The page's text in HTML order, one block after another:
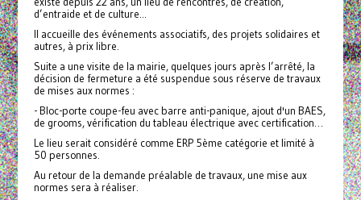
d’entraide et de culture...
Il accueille des événements associatifs, des projets solidaires et
autres, à prix libre.
Suite a une visite de la mairie, quelques jours après l’arrêté, la
décision de fermeture a été suspendue sous réserve de travaux
de mises aux normes :
- Bloc-porte coupe-feu avec barre anti-panique, ajout d'un BAES,
de grooms, vérification du tableau électrique avec certification…
Le lieu serait considéré comme ERP 5ème catégorie et limité à
50 personnes.
Au retour de la demande préalable de travaux, une mise aux
normes sera à réaliser.